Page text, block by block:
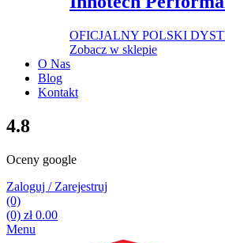
OFICJALNY POLSKI
Zobacz w sklepie
O Nas
Blog
Kontakt
4.8
Oceny google
Zaloguj / Zarejestruj
(0)
(0) zł0.00
Menu